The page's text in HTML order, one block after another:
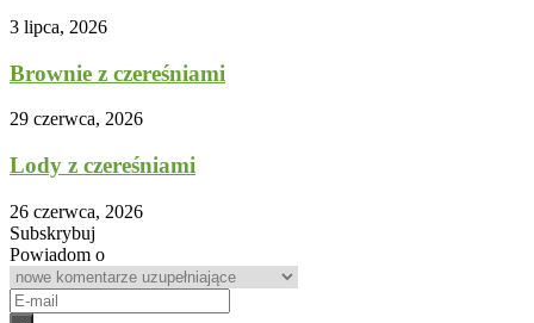
3 lipca, 2026
Brownie z czereśniami
29 czerwca, 2026
Lody z czereśniami
26 czerwca, 2026
Subskrybuj
Powiadom o